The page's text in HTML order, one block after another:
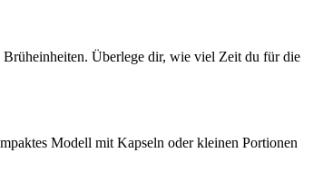
Überlege dir, wie viel Zeit du für die
Modell mit Kapseln oder kleinen Portionen